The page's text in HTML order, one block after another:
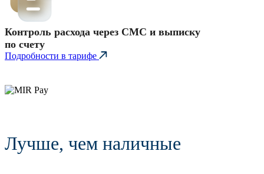
Контроль расхода через СМС и выписку
по счету
Подробности в тарифе
Лучше, чем наличные